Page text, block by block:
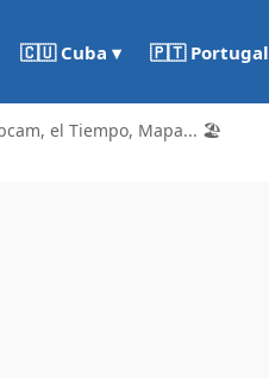
🇨🇺 Cuba ▾ 🇵🇹 Portugal
el Tiempo, Mapa... 🏖️